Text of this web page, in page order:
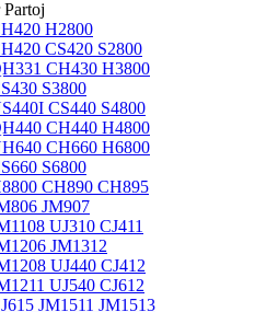
H2800
CS420 S2800
CH430 H3800
S3800
CS440 S4800
CH440 H4800
CH660 H6800
S6800
CH890 CH895
JM907
UJ310 CJ411
JM1312
UJ440 CJ412
UJ540 CJ612
JM1511 JM1513